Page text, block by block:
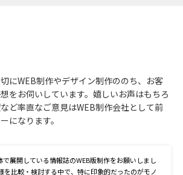
にWEB制作やデザイン制作ののち、お客
をお伺いしています。嬉しいお声はもちろ
ど率直なご意見はWEB制作会社として前
になります。
展開している情報誌のWEB版制作をお願いしまし
を比較・検討する中で、特に印象的だったのがモノ